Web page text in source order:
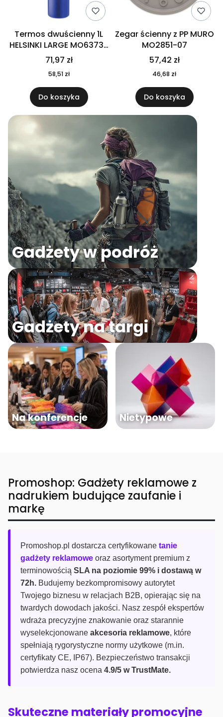
Termos dwuścienny 1L
HELSINKI LARGE MO6373-
04
71,97 zł
58,51 zł
Do koszyka
Zegar ścienny z PP MURO
MO2851-07
57,42 zł
46,68 zł
Do koszyka
Gadżety w podróż
Gadżety na targi
Na konferencje Nietypowe
Promoshop: Gadżety reklamowe z
nadrukiem budujące zaufanie i
markę
Promoshop.pl dostarcza certyfikowane tanie
gadżety reklamowe oraz asortyment premium z
terminowością SLA na poziomie 99% i dostawą w
72h. Budujemy bezkompromisowy autorytet
Twojego biznesu w relacjach B2B, opierając się na
twardych dowodach jakości. Nasz zespół ekspertów
wdraża precyzyjne znakowanie oraz starannie
wyselekcjonowane akcesoria reklamowe, które
spełniają rygorystyczne normy użytkowe (m.in.
certyfikaty CE, IP67). Bezpieczeństwo transakcji
potwierdza nasz ocena 4.9/5 w TrustMate.
Skuteczne materiały promocyjne